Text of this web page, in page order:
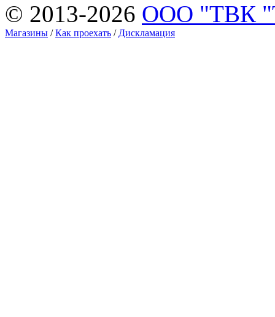
© 2013-2026 ООО "ТВК
Магазины /Как проехать / Дискламация